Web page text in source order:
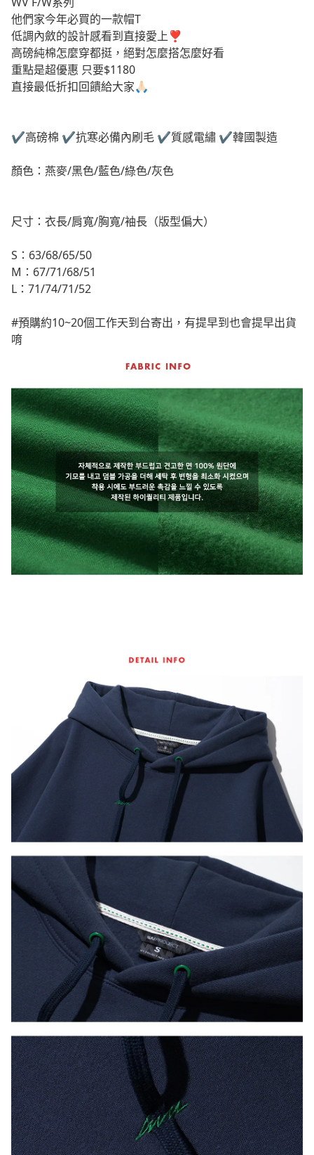
他們家今年必買的一款帽T
低調內斂的設計感看到直接愛上❣️
高磅純棉怎麼穿都挺，絕對怎麼搭怎麼好看
重點是超優惠 只要$1180
直接最低折扣回饋給大家🙏🏻
✔️高磅棉 ✔️抗寒必備內刷毛 ✔️質感電繡 ✔️韓國製造
顏色：燕麥/黑色/藍色/綠色/灰色
尺寸：衣長/肩寬/胸寬/袖長（版型偏大）
S：63/68/65/50
M：67/71/68/51
L：71/74/71/52
#預購約10~20個工作天到台寄出，有提早到也會提早出貨
唷